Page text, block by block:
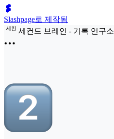
Slashpage로 제작됨
세컨 세컨드 브레인 - 기록 연구소